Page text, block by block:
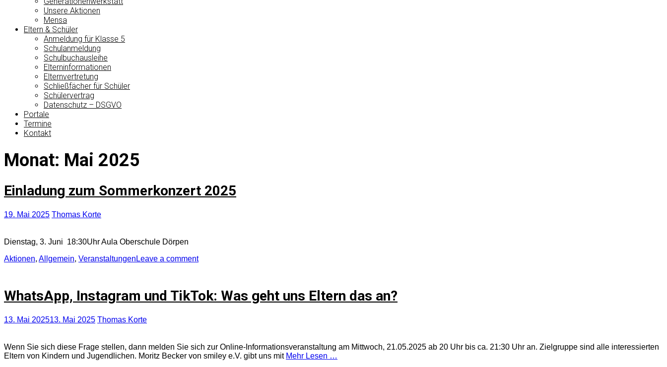
Unsere Aktionen
Mensa
Eltern & Schüler
Anmeldung für Klasse 5
Schulanmeldung
Schulbuchausleihe
Elterninformationen
Elternvertretung
Schließfächer für Schüler
Schülervertrag
Datenschutz – DSGVO
Portale
Termine
Kontakt
Monat: Mai 2025
Einladung zum Sommerkonzert 2025
19. Mai 2025 Thomas Korte
Dienstag, 3. Juni 18:30Uhr Aula Oberschule Dörpen
Aktionen, Allgemein, VeranstaltungenLeave a comment
WhatsApp, Instagram und TikTok: Was geht uns Eltern das an?
13. Mai 202513. Mai 2025 Thomas Korte
Wenn Sie sich diese Frage stellen, dann melden Sie sich zur Online-Informationsveranstaltung am Mittwoch, 21.05.2025 ab 20 Uhr bis ca. 21:30 Uhr an. Zielgruppe sind alle interessierten
Eltern von Kindern und Jugendlichen. Moritz Becker von smiley e.V. gibt uns mit Mehr Lesen …